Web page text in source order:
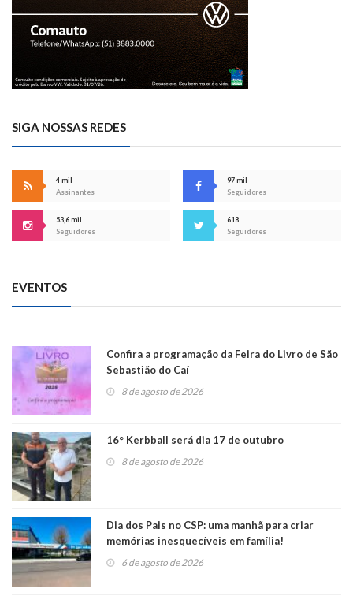
SIGA NOSSAS REDES
4 mil
Assinantes
97 mil
Seguidores
53,6 mil
Seguidores
618
Seguidores
EVENTOS
Confira a programação da Feira do Livro de São
Sebastião do Caí
8 de agosto de 2026
16° Kerbball será dia 17 de outubro
8 de agosto de 2026
Dia dos Pais no CSP: uma manhã para criar
memórias inesquecíveis em família!
6 de agosto de 2026